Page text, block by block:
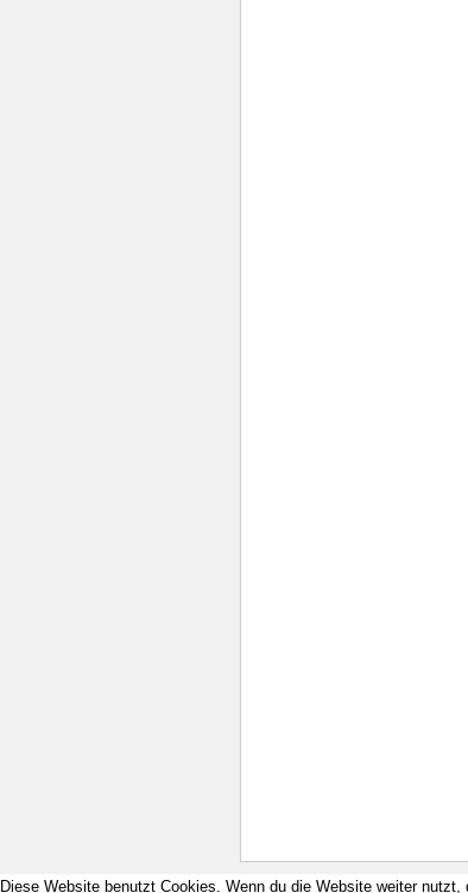
Diese Website benutzt Cookies. Wenn du die Website weiter